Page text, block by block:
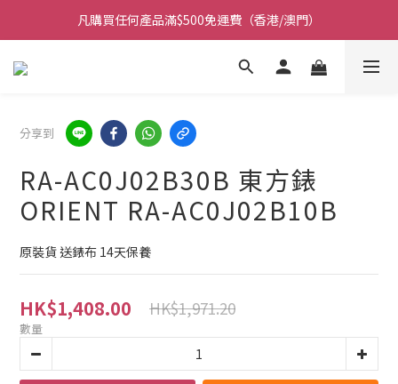
凡購買任何產品滿$500免運費（香港/澳門）
凡購買任何產品滿$500免運費（香港/澳門）
門市大量現貨超過三千款手錶 歡迎光臨
凡購買任何產品滿$500免運費（香港/澳門）
分享到
RA-AC0J02B30B 東方錶
ORIENT RA-AC0J02B10B
原裝貨 送錶布 14天保養
HK$1,408.00 HK$1,971.20
數量